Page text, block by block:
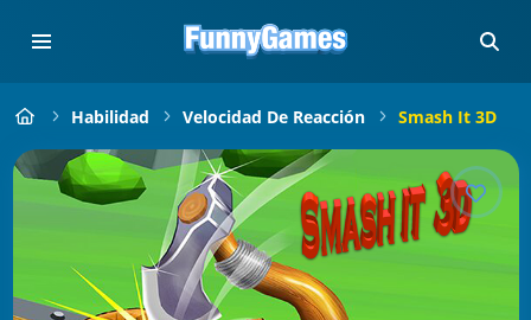
Habilidad Velocidad De Reacción Smash It 3D